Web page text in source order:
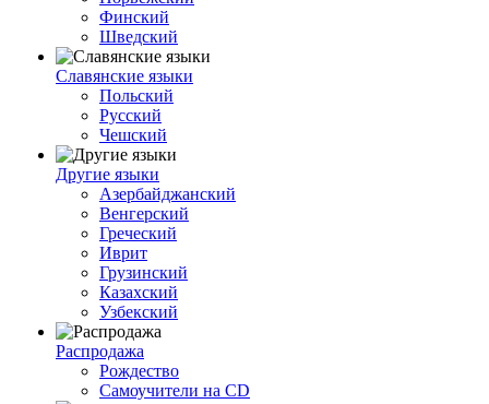
Финский
Шведский
Славянские языки
Польский
Русский
Чешский
Другие языки
Азербайджанский
Венгерский
Греческий
Иврит
Грузинский
Казахский
Узбекский
Распродажа
Рождество
Самоучители на CD